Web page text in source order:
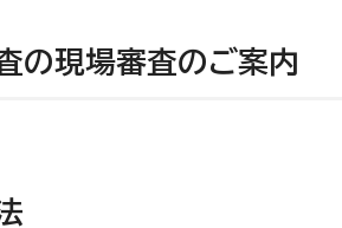
の現場審査のご案内